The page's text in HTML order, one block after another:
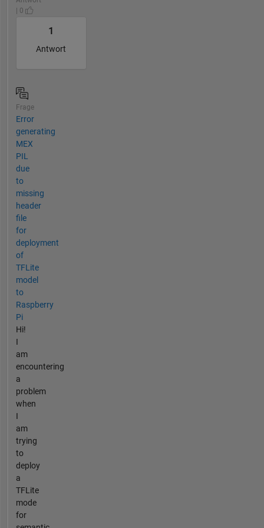
| 0
1
Antwort
Frage
Error
generating
MEX
PIL
due
to
missing
header
file
for
deployment
of
TFLite
model
to
Raspberry
Pi
Hi!
I
am
encountering
a
problem
when
I
am
trying
to
deploy
a
TFLite
mode
for